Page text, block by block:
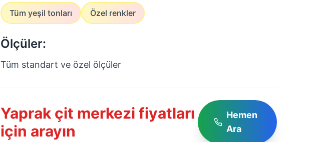
Tüm yeşil tonları Özel renkler
Ölçüler:
Tüm standart ve özel ölçüler
Yaprak çit merkezi fiyatları
için arayın
Hemen
Ara